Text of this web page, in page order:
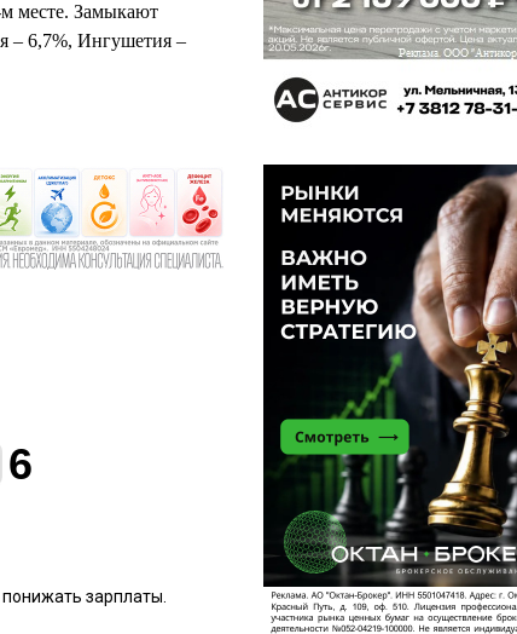
месте. Замыкают
– 6,7%, Ингушетия –
6
зарплаты.